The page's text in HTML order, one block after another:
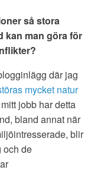
så stora
kan man göra för
där jag
mycket natur
mitt jobb har detta
bland annat när
blir
och de